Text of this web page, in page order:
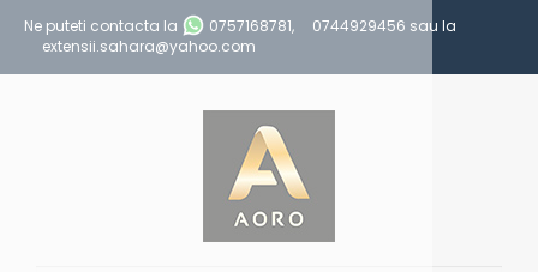
Ne puteti contacta la 0757168781, 0744929456 sau la
extensii.sahara@yahoo.com